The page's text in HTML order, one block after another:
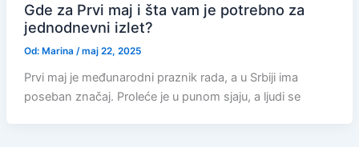
Gde za Prvi maj i šta vam je potrebno za
jednodnevni izlet?
Od: Marina /maj 22, 2025
Prvi maj je međunarodni praznik rada, a u Srbiji ima
poseban značaj. Proleće je u punom sjaju, a ljudi se